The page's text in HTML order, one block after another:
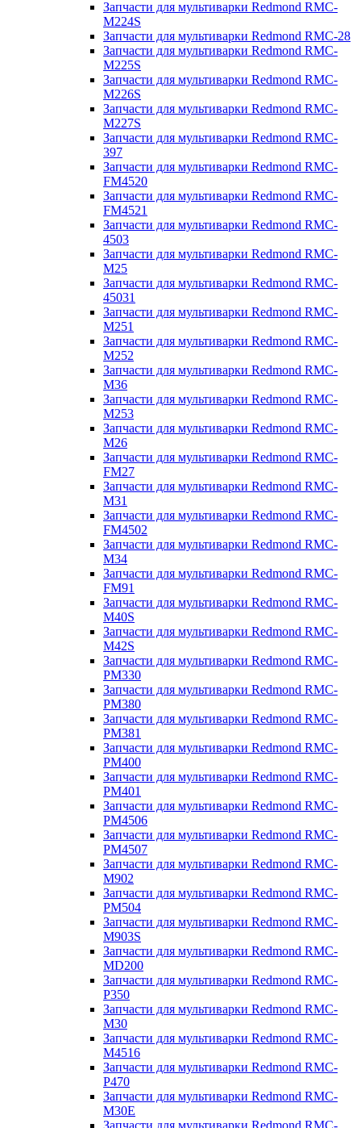
Запчасти для мультиварки Redmond RMC-
M224S
Запчасти для мультиварки Redmond RMC-28
Запчасти для мультиварки Redmond RMC-
M225S
Запчасти для мультиварки Redmond RMC-
M226S
Запчасти для мультиварки Redmond RMC-
M227S
Запчасти для мультиварки Redmond RMC-
397
Запчасти для мультиварки Redmond RMC-
FM4520
Запчасти для мультиварки Redmond RMC-
FM4521
Запчасти для мультиварки Redmond RMC-
4503
Запчасти для мультиварки Redmond RMC-
M25
Запчасти для мультиварки Redmond RMC-
45031
Запчасти для мультиварки Redmond RMC-
M251
Запчасти для мультиварки Redmond RMC-
M252
Запчасти для мультиварки Redmond RMC-
M36
Запчасти для мультиварки Redmond RMC-
M253
Запчасти для мультиварки Redmond RMC-
M26
Запчасти для мультиварки Redmond RMC-
FM27
Запчасти для мультиварки Redmond RMC-
M31
Запчасти для мультиварки Redmond RMC-
FM4502
Запчасти для мультиварки Redmond RMC-
M34
Запчасти для мультиварки Redmond RMC-
FM91
Запчасти для мультиварки Redmond RMC-
M40S
Запчасти для мультиварки Redmond RMC-
M42S
Запчасти для мультиварки Redmond RMC-
PM330
Запчасти для мультиварки Redmond RMC-
PM380
Запчасти для мультиварки Redmond RMC-
PM381
Запчасти для мультиварки Redmond RMC-
PM400
Запчасти для мультиварки Redmond RMC-
PM401
Запчасти для мультиварки Redmond RMC-
PM4506
Запчасти для мультиварки Redmond RMC-
PM4507
Запчасти для мультиварки Redmond RMC-
M902
Запчасти для мультиварки Redmond RMC-
PM504
Запчасти для мультиварки Redmond RMC-
M903S
Запчасти для мультиварки Redmond RMC-
MD200
Запчасти для мультиварки Redmond RMC-
P350
Запчасти для мультиварки Redmond RMC-
M30
Запчасти для мультиварки Redmond RMC-
M4516
Запчасти для мультиварки Redmond RMC-
P470
Запчасти для мультиварки Redmond RMC-
M30E
Запчасти для мультиварки Redmond RMC-